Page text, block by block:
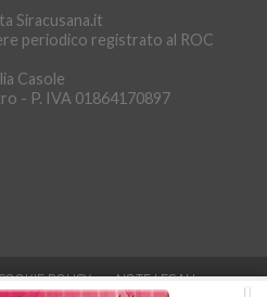
Siracusana.it
periodico registrato al ROC
Casole
- P. IVA 01864170897
POLICY NOTE LEGALI